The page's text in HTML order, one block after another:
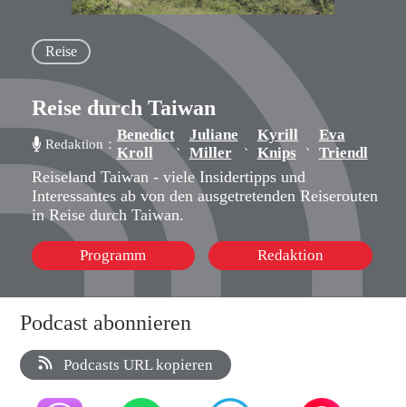
Reise
Reise durch Taiwan
Redaktion：
Benedict
Kroll
、Juliane
Miller
、Kyrill
Knips
、Eva
Triendl
Reiseland Taiwan - viele Insidertipps und
Interessantes ab von den ausgetretenden Reiserouten
in Reise durch Taiwan.
Programm Redaktion
Podcast abonnieren
Podcasts URL kopieren